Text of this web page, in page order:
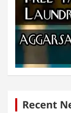
Recent